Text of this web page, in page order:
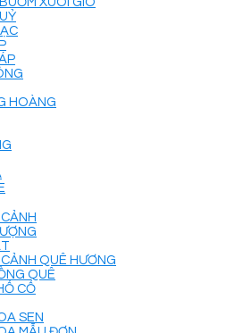
HOÀNG
QUÊ HƯƠNG
QUÊ
CỔ
SEN